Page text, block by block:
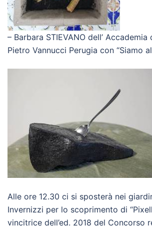
– Barbara STIEVANO dell’
Pietro Vannucci Perugia con “Siamo
Alle ore 12.30 ci si sposterà nei
Invernizzi per lo scoprimento di
vincitrice dell’ed. 2018 del Concorso